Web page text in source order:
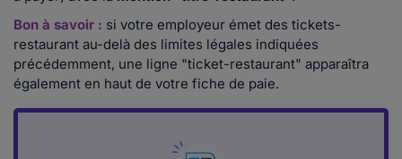
Bon à savoir : si votre employeur émet des tickets-
restaurant au-delà des limites légales indiquées
précédemment, une ligne "ticket-restaurant" apparaîtra
également en haut de votre fiche de paie.